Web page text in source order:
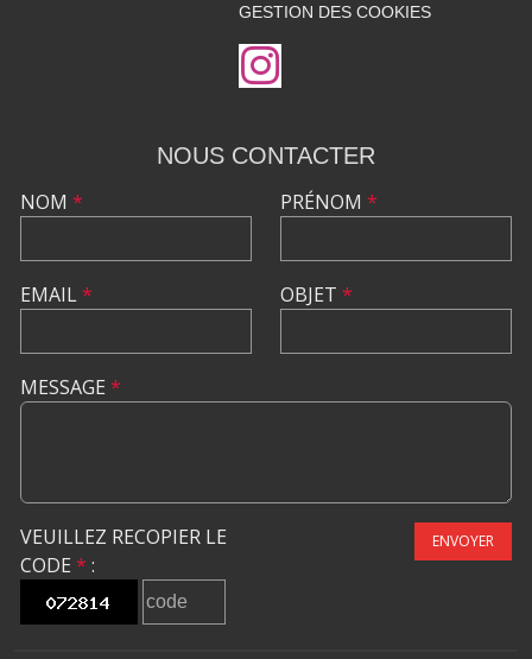
GESTION DES COOKIES
NOUS CONTACTER
NOM *
EMAIL*
PRÉNOM *
OBJET *
MESSAGE *
VEUILLEZ RECOPIER LE
CODE * :
ENVOYER